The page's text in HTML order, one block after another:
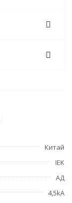
Китай
IEK
АД
4,5kA